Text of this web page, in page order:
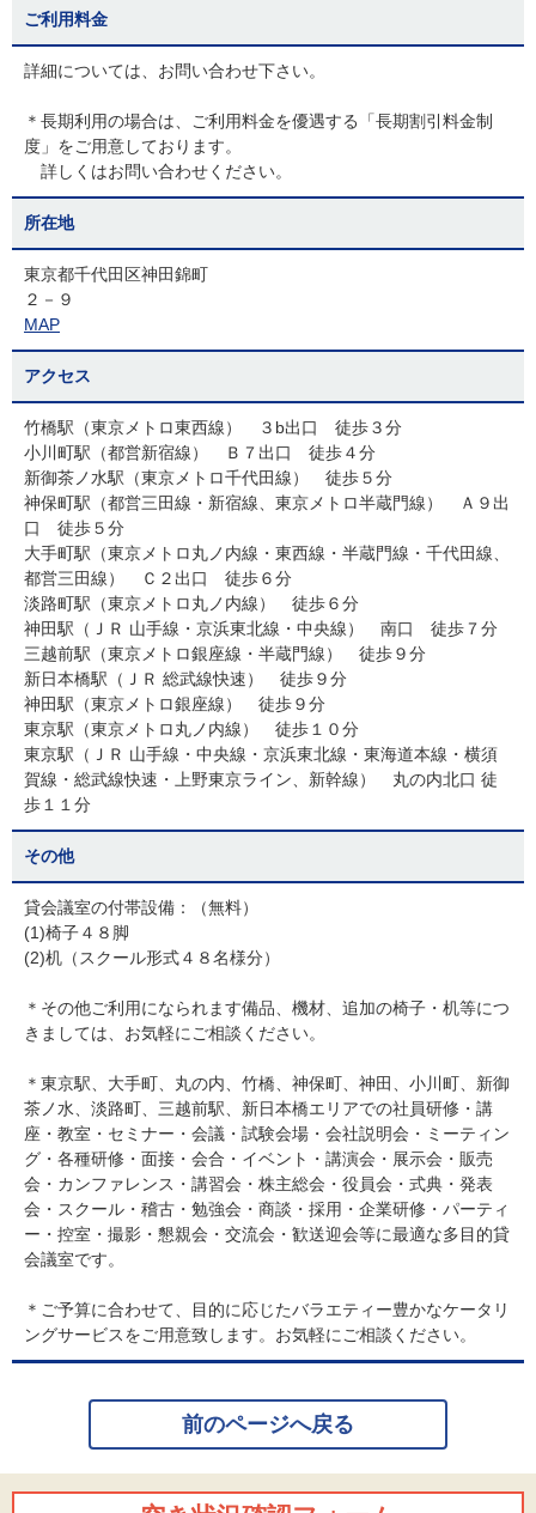
ご利用料金
詳細については、お問い合わせ下さい。
＊長期利用の場合は、ご利用料金を優遇する「長期割引料金制
度」をご用意しております。
詳しくはお問い合わせください。
所在地
東京都千代田区神田錦町
２－９
MAP
アクセス
竹橋駅（東京メトロ東西線） ３b出口 徒歩３分
小川町駅（都営新宿線） Ｂ７出口 徒歩４分
新御茶ノ水駅（東京メトロ千代田線） 徒歩５分
神保町駅（都営三田線・新宿線、東京メトロ半蔵門線） Ａ９出
口 徒歩５分
大手町駅（東京メトロ丸ノ内線・東西線・半蔵門線・千代田線、
都営三田線） Ｃ２出口 徒歩６分
淡路町駅（東京メトロ丸ノ内線） 徒歩６分
神田駅（ＪＲ 山手線・京浜東北線・中央線） 南口 徒歩７分
三越前駅（東京メトロ銀座線・半蔵門線） 徒歩９分
新日本橋駅（ＪＲ 総武線快速） 徒歩９分
神田駅（東京メトロ銀座線） 徒歩９分
東京駅（東京メトロ丸ノ内線） 徒歩１０分
東京駅（ＪＲ 山手線・中央線・京浜東北線・東海道本線・横須
賀線・総武線快速・上野東京ライン、新幹線） 丸の内北口 徒
歩１１分
その他
貸会議室の付帯設備：（無料）
(1)椅子４８脚
(2)机（スクール形式４８名様分）
＊その他ご利用になられます備品、機材、追加の椅子・机等につ
きましては、お気軽にご相談ください。
＊東京駅、大手町、丸の内、竹橋、神保町、神田、小川町、新御
茶ノ水、淡路町、三越前駅、新日本橋エリアでの社員研修・講
座・教室・セミナー・会議・試験会場・会社説明会・ミーティン
グ・各種研修・面接・会合・イベント・講演会・展示会・販売
会・カンファレンス・講習会・株主総会・役員会・式典・発表
会・スクール・稽古・勉強会・商談・採用・企業研修・パーティ
ー・控室・撮影・懇親会・交流会・歓送迎会等に最適な多目的貸
会議室です。
＊ご予算に合わせて、目的に応じたバラエティー豊かなケータリ
ングサービスをご用意致します。お気軽にご相談ください。
前のページへ戻る